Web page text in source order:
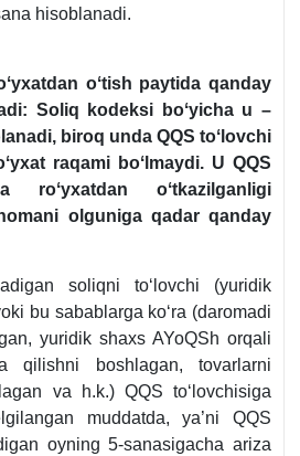
hisoblanadi.
oʻtish paytida qanday
Soliq kodeksi boʻyicha u –
biroq unda QQS toʻlovchi
raqami boʻlmaydi. U QQS
roʻyхatdan oʻtkazilganligi
olguniga qadar qanday
soliqni toʻlovchi (yuridik
bu sabablarga koʻra (daromadi
yuridik shaхs AYoQSh orqali
qilishni boshlagan, tovarlarni
va h.k.) QQS toʻlovchisiga
muddatda, ya’ni QQS
oyning 5-sanasigacha ariza